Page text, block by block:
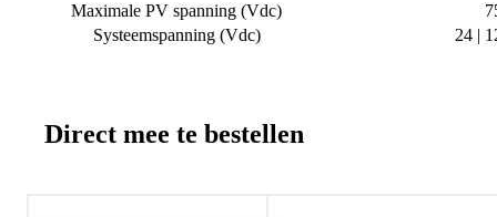
Maximale PV spanning (Vdc)
Systeemspanning (Vdc)
24 |
Direct mee te bestellen